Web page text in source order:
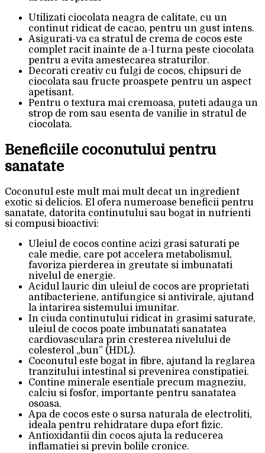
Utilizati ciocolata neagra de calitate, cu un
continut ridicat de cacao, pentru un gust intens.
Asigurati-va ca stratul de crema de cocos este
complet racit inainte de a-l turna peste ciocolata
pentru a evita amestecarea straturilor.
Decorati creativ cu fulgi de cocos, chipsuri de
ciocolata sau fructe proaspete pentru un aspect
apetisant.
Pentru o textura mai cremoasa, puteti adauga un
strop de rom sau esenta de vanilie in stratul de
ciocolata.
Beneficiile coconutului pentru
sanatate
Coconutul este mult mai mult decat un ingredient
exotic si delicios. El ofera numeroase beneficii pentru
sanatate, datorita continutului sau bogat in nutrienti
si compusi bioactivi:
Uleiul de cocos contine acizi grasi saturati pe
cale medie, care pot accelera metabolismul,
favoriza pierderea in greutate si imbunatati
nivelul de energie.
Acidul lauric din uleiul de cocos are proprietati
antibacteriene, antifungice si antivirale, ajutand
la intarirea sistemului imunitar.
In ciuda continutului ridicat in grasimi saturate,
uleiul de cocos poate imbunatati sanatatea
cardiovasculara prin cresterea nivelului de
colesterol „bun” (HDL).
Coconutul este bogat in fibre, ajutand la reglarea
tranzitului intestinal si prevenirea constipatiei.
Contine minerale esentiale precum magneziu,
calciu si fosfor, importante pentru sanatatea
osoasa.
Apa de cocos este o sursa naturala de electroliti,
ideala pentru rehidratare dupa efort fizic.
Antioxidantii din cocos ajuta la reducerea
inflamatiei si previn bolile cronice.